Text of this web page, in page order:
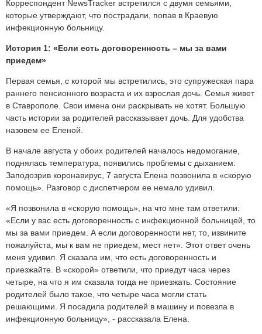
Корреспондент NewsTracker встретился с двумя семьями,
которые утверждают, что пострадали, попав в Краевую
инфекционную больницу.
История 1: «Если есть договоренность – мы за вами
приедем»
Первая семья, с которой мы встретились, это супружеская пара
раннего пенсионного возраста и их взрослая дочь. Семья живет
в Ставрополе. Свои имена они раскрывать не хотят. Большую
часть истории за родителей рассказывает дочь. Для удобства
назовем ее Еленой.
В начале августа у обоих родителей началось недомогание,
поднялась температура, появились проблемы с дыханием.
Заподозрив коронавирус, 7 августа Елена позвонила в «скорую
помощь». Разговор с диспетчером ее немало удивил.
«Я позвонила в «скорую помощь», на что мне там ответили:
«Если у вас есть договоренность с инфекционной больницей, то
мы за вами приедем. А если договоренности нет, то, извините
пожалуйста, мы к вам не приедем, мест нет». Этот ответ очень
меня удивил. Я сказала им, что есть договоренность и
приезжайте. В «скорой» ответили, что приедут часа через
четыре, на что я им сказала тогда не приезжать. Состояние
родителей было такое, что четыре часа могли стать
решающими. Я посадила родителей в машину и повезла в
инфекционную больницу», - рассказала Елена.